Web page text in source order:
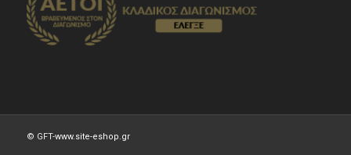
© GFT-www.site-eshop.gr